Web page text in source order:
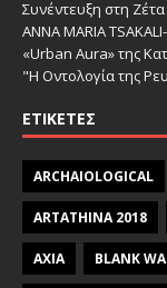
Συνέντευξη στη
ANNA MARIA
«Urban Aura» της
"Η Οντολογία της
ΕΤΙΚΈΤΕΣ
ARCHAIOLOGICAL
ARTATHINA 2018
AXIA BLANK